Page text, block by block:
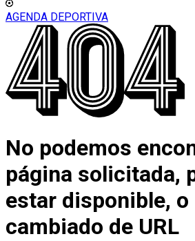
AGENDA DEPORTIVA
No podemos
página solicitada,
estar disponible, o
cambiado de URL